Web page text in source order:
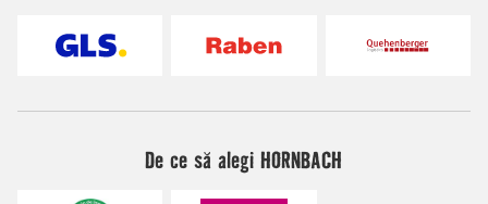
De ce să alegi HORNBACH